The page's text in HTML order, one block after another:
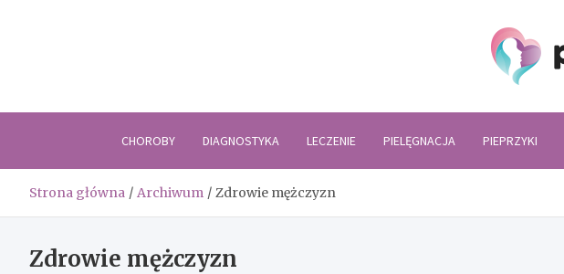
CHOROBY DIAGNOSTYKA LECZENIE PIELĘGNACJA PIEPRZYKI
Strona główna Archiwum Zdrowie mężczyzn
Zdrowie mężczyzn